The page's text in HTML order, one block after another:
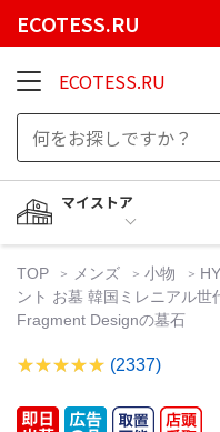
ECOTESS.RU
ECOTESS.RU
マイストア
TOP メンズ 小物
ント お墓 韓国ミレニアル
Fragment Designの墓石
(2337)